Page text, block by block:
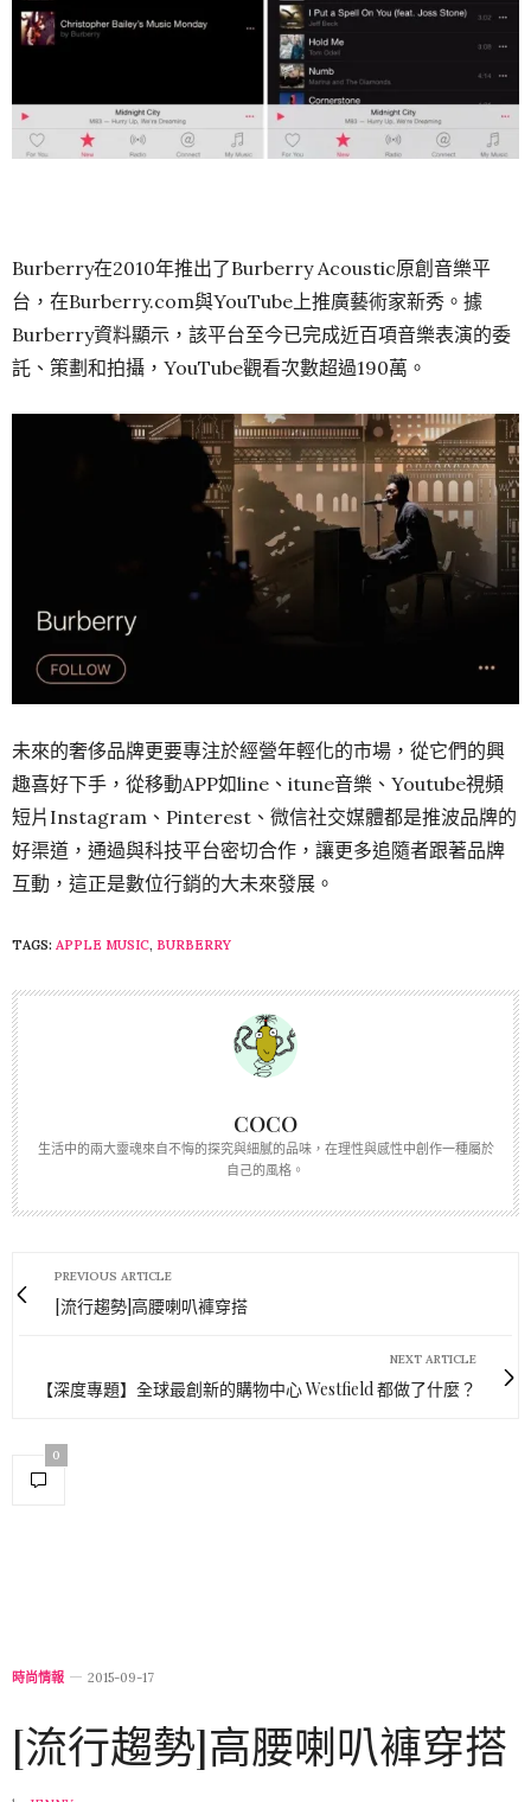
Burberry在2010年推出了Burberry Acoustic原創音樂平
台，在Burberry.com與YouTube上推廣藝術家新秀。據
Burberry資料顯示，該平台至今已完成近百項音樂表演的委
託、策劃和拍攝，YouTube觀看次數超過190萬。
未來的奢侈品牌更要專注於經營年輕化的市場，從它們的興
趣喜好下手，從移動APP如line、itune音樂、Youtube視頻
短片Instagram、Pinterest、微信社交媒體都是推波品牌的
好渠道，通過與科技平台密切合作，讓更多追隨者跟著品牌
互動，這正是數位行銷的大未來發展。
TAGS: APPLE MUSIC, BURBERRY
COCO
生活中的兩大靈魂來自不悔的探究與細膩的品味，在理性與感性中創作一種屬於
自己的風格。
PREVIOUS ARTICLE
[流行趨勢]高腰喇叭褲穿搭
NEXT ARTICLE
【深度專題】全球最創新的購物中心 Westfield 都做了什麼？
0
時尚情報 2015-09-17
[流行趨勢]高腰喇叭褲穿搭